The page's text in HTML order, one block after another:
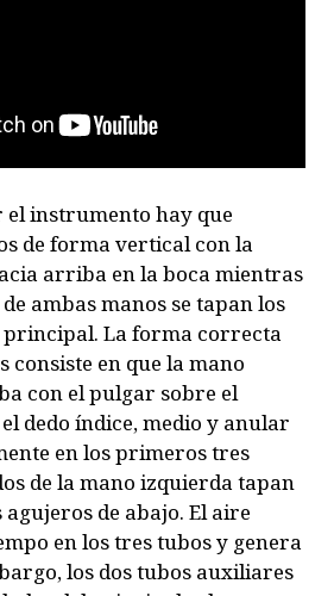
el instrumento hay que
de forma vertical con la
arriba en la boca mientras
ambas manos se tapan los
principal. La forma correcta
consiste en que la mano
con el pulgar sobre el
dedo índice, medio y anular
en los primeros tres
de la mano izquierda tapan
de abajo. El aire
en los tres tubos y genera
los dos tubos auxiliares